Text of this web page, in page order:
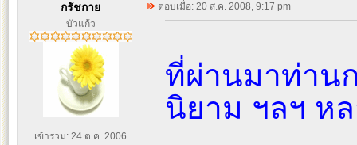
กรัชกาย
บัวแก้ว
เข้าร่วม: 24 ต.ค. 2006
ตอบเมื่อ: 20 ส.ค. 2008, 9:17 pm
ที่ผ่านมาท่าน
นิยาม ฯลฯ ห